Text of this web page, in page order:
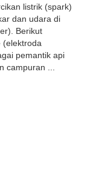
listrik (spark)
dan udara di
Berikut
(elektroda
pemantik api
...